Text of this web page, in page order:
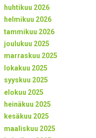
huhtikuu 2026
helmikuu 2026
tammikuu 2026
joulukuu 2025
marraskuu 2025
lokakuu 2025
syyskuu 2025
elokuu 2025
heinäkuu 2025
kesäkuu 2025
maaliskuu 2025